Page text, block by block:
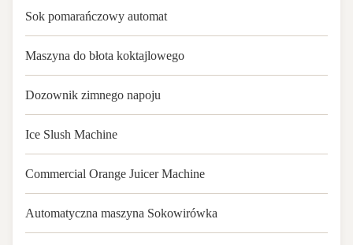
Sok pomarańczowy automat
Maszyna do błota koktajlowego
Dozownik zimnego napoju
Ice Slush Machine
Commercial Orange Juicer Machine
Automatyczna maszyna Sokowirówka